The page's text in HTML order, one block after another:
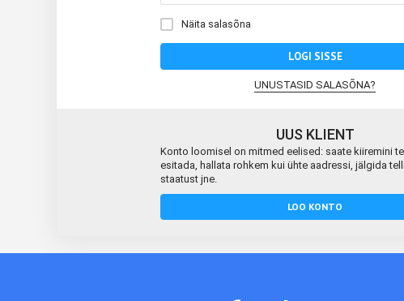
Näita salasõna
LOGI SISSE
UNUSTASID SALASÕNA?
UUS KLIENT
Konto loomisel on mitmed eelised: saate kiiremini
esitada, hallata rohkem kui ühte aadressi, jälgida
staatust jne.
LOO KONTO